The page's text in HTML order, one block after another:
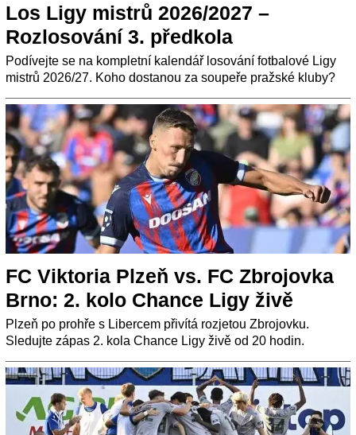
Los Ligy mistrů 2026/2027 –
Rozlosování 3. předkola
Podívejte se na kompletní kalendář losování fotbalové Ligy
mistrů 2026/27. Koho dostanou za soupeře pražské kluby?
FC Viktoria Plzeň vs. FC Zbrojovka
Brno: 2. kolo Chance Ligy živě
Plzeň po prohře s Libercem přivítá rozjetou Zbrojovku.
Sledujte zápas 2. kola Chance Ligy živě od 20 hodin.